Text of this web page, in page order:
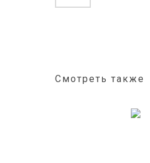
Смотреть также